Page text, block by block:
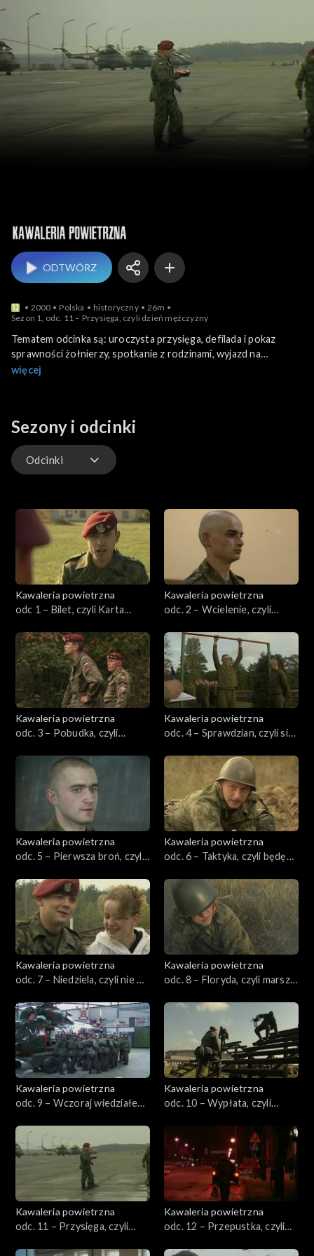
ODTWÓRZ
2000 Polska historyczny
26m
Sezon 1, odc. 11 – Przysięga, czyli dzień mężczyzny
Tematem odcinka są: uroczysta przysięga, defilada i pokaz
sprawności żołnierzy, spotkanie z rodzinami, wyjazd na
pierwszą przepustkę.
więcej
Sezony i odcinki
Odcinki
Kawaleria powietrzna
odc 1 – Bilet, czyli Karta
Kawaleria powietrzna
odc. 2 – Wcielenie, czyli
Kawaleria powietrzna
odc. 3 – Pobudka, czyli
Kawaleria powietrzna
odc. 4 – Sprawdzian, czyli siła
Kawaleria powietrzna
odc. 5 – Pierwsza broń, czyli
Kawaleria powietrzna
odc. 6 – Taktyka, czyli będę
Kawaleria powietrzna
odc. 7 – Niedziela, czyli nie ma
Kawaleria powietrzna
odc. 8 – Floryda, czyli marsz
Kawaleria powietrzna
odc. 9 – Wczoraj wiedziałem,
odpowiadam
Kawaleria powietrzna
odc. 10 – Wypłata, czyli
Kawaleria powietrzna
odc. 11 – Przysięga, czyli
Kawaleria powietrzna
odc. 12 – Przepustka, czyli